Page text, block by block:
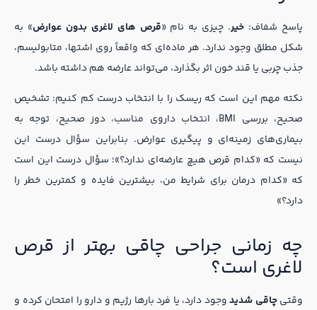
پاسخ شفاف:خیر. چیزی به نام « قرص های لاغری بدون عوارض» به
شکل مطلق وجود ندارد. هر ماده‌ای که واقعاً روی اشتها، متابولیسم،
جذب چربی یا قند خون اثر بگذارد، می‌تواند عارضه هم داشته باشد.
نکته مهم این است که ریسک را با انتخاب درست کم کنیم: تشخیص
صحیح، بررسی BMI، انتخاب داروی مناسب، دوز صحیح، توجه به
بیماری‌های زمینه‌ای و پیگیری عوارض. بنابراین سؤال درست این
نیست که «کدام قرص هیچ عارضه‌ای ندارد؟»؛ سؤال درست این است
که «کدام درمان برای شرایط من، بیشترین فایده و کمترین خطر را
دارد؟»
چه زمانی جراحی چاقی بهتر از قرص
لاغری است؟
وقتیچاقی شدیدوجود دارد، یا فرد بارها رژیم و دارو را امتحان کرده و